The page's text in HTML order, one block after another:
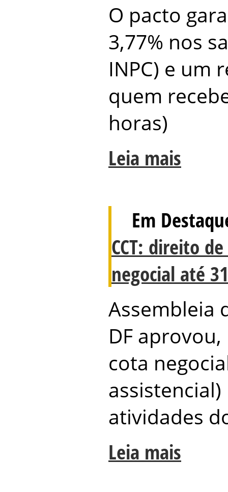
O pacto
3,77% nos
INPC) e um
quem
horas)
Leia mais
Em
CCT: direito
negocial até
Assembleia
DF
cota
atividades
Leia mais